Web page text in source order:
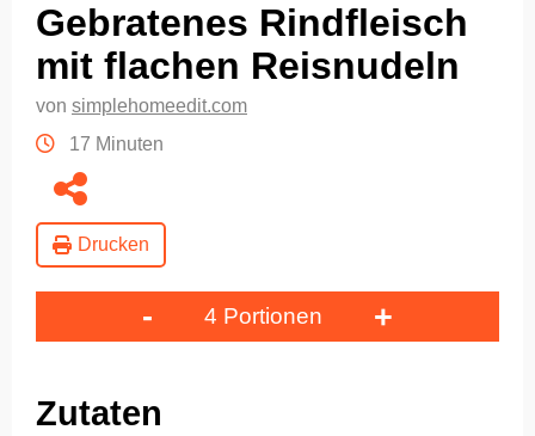
Gebratenes Rindfleisch
mit flachen Reisnudeln
von simplehomeedit.com
17 Minuten
Drucken
- 4 Portionen +
Zutaten